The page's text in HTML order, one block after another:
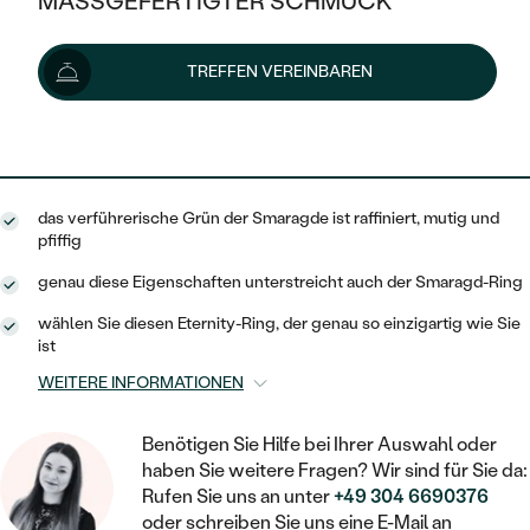
KLASSISCH
V-FORM
VINTAGE
AUSSERGEWÖHNLICHE
VON HAND GRAVIERTE
MIT MEHREREN DIAMANTEN
HALO
VINTAGE
AUSSERGEWÖHNLICH
GESTALTE EINEN RING
WÄHLE EINEN RING
DIAMANTEN ZUM EINFASSEN
AUSVERKAUF
WENN SCHMUCK HILFT
NACH TYP
OHRRINGE
RINGE
ANHÄNGER / KETTEN
ARMBÄNDER
SCHMUCKSET
HERRENSCHMUCK
PLATIN
OHRSTECKER
MINIMALISTISCHE
OHRHÄNGER
HERZ
GOLD
SILBER
NACH STYL
SOLITÄR
ZUR GEBURT EINES KINDES
PERSONALISIERT
MIT STERNZEICHEN
MINIMALISTISCH
AUSVERKAUF
GOLD
SILBER
PLATIN
MINIMALISTISCHE
TREFFEN VEREINBAREN
100 €
Lieferoptionen
das verführerische Grün der Smaragde ist raffiniert, mutig und
pfiffig
genau diese Eigenschaften unterstreicht auch der Smaragd-Ring
wählen Sie diesen Eternity-Ring, der genau so einzigartig wie Sie
ist
WEITERE INFORMATIONEN
Benötigen Sie Hilfe bei Ihrer Auswahl oder
haben Sie weitere Fragen? Wir sind für Sie da:
Rufen Sie uns an unter+49 304 6690376
oder schreiben Sie uns eine E-Mail an